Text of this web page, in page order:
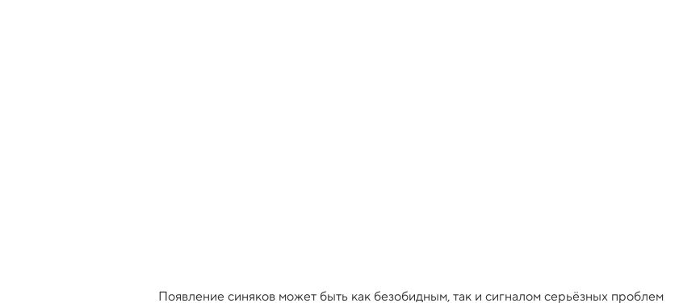
Появление синяков может быть как безобидным, так и сигналом серьёзных проблем